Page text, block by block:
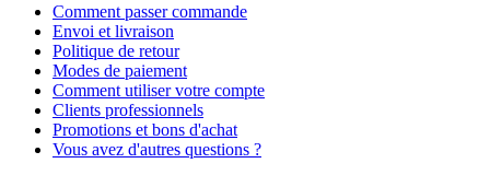
Comment passer commande
Envoi et livraison
Politique de retour
Modes de paiement
Comment utiliser votre compte
Clients professionnels
Promotions et bons d'achat
Vous avez d'autres questions ?